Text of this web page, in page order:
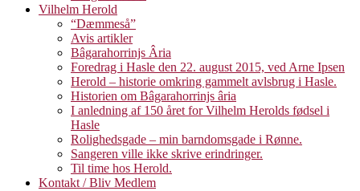
Vilhelm Herold
“Dæmmeså”
Avis artikler
Bâgarahorrinjs Âria
Foredrag i Hasle den 22. august 2015, ved Arne Ipsen
Herold – historie omkring gammelt avlsbrug i Hasle.
Historien om Bâgarahorrinjs âria
I anledning af 150 året for Vilhelm Herolds fødsel i
Hasle
Rolighedsgade – min barndomsgade i Rønne.
Sangeren ville ikke skrive erindringer.
Til time hos Herold.
Kontakt / Bliv Medlem